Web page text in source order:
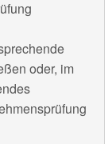
oder, im